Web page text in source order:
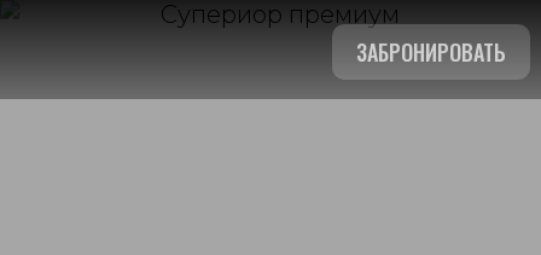
ЗАБРОНИРОВАТЬ